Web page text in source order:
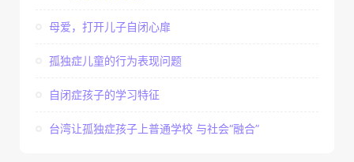
母爱，打开儿子自闭心扉
孤独症儿童的行为表现问题
自闭症孩子的学习特征
台湾让孤独症孩子上普通学校 与社会“融合”